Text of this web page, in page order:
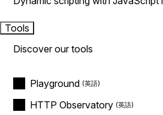
Tools
Discover our tools
Playground
HTTP Observatory